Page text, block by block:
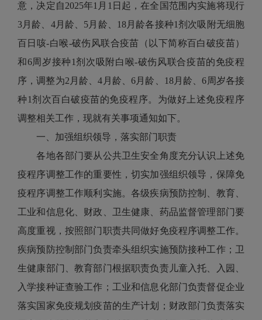
意，决定自2025年1月1日起，在全国范围内实施将现行
3月龄、4月龄、5月龄、18月龄各接种1剂次吸附无细胞
百日咳-白喉-破伤风联合疫苗（以下简称百白破疫苗）
和6周岁接种1剂次吸附白喉-破伤风联合疫苗的免疫程
序，调整为2月龄、4月龄、6月龄、18月龄、6周岁各接
种1剂次百白破疫苗的免疫程序。为做好上述免疫程序
调整相关工作，现就有关事项通知如下。
一、加强组织领导，落实部门职责
各地各部门要从公共卫生安全角度充分认识上述免
疫程序调整工作的重要性，切实加强组织领导，保障免
疫程序调整工作顺利实施。各级疾病预防控制、教育、
工业和信息化、财政、卫生健康、药品监督管理部门要
高度重视，按照部门职责共同做好免疫程序调整工作。
疾病预防控制部门负责牵头组织实施预防接种工作；卫
生健康部门、教育部门根据职责负责儿童入托、入园、
入学接种证查验工作；工业和信息化部门负责督促企业
落实国家免疫规划疫苗的生产计划；财政部门负责落实